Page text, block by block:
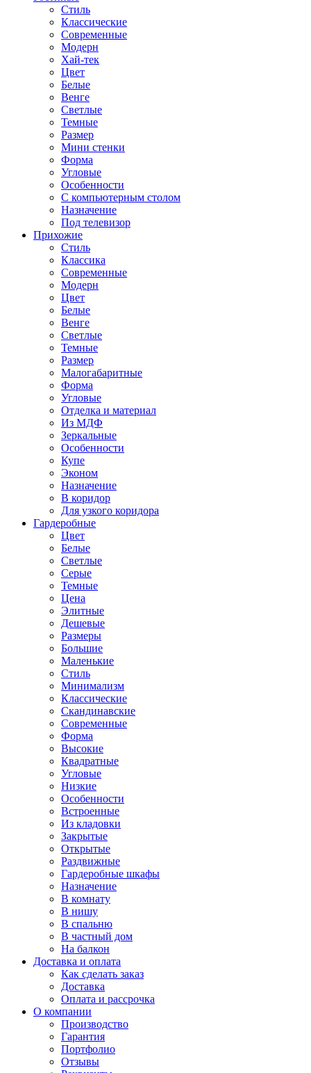
Стиль
Классические
Современные
Модерн
Хай-тек
Цвет
Белые
Венге
Светлые
Темные
Размер
Мини стенки
Форма
Угловые
Особенности
С компьютерным столом
Назначение
Под телевизор
Прихожие
Стиль
Классика
Современные
Модерн
Цвет
Белые
Венге
Светлые
Темные
Размер
Малогабаритные
Форма
Угловые
Отделка и материал
Из МДФ
Зеркальные
Особенности
Купе
Эконом
Назначение
В коридор
Для узкого коридора
Гардеробные
Цвет
Белые
Светлые
Серые
Темные
Цена
Элитные
Дешевые
Размеры
Большие
Маленькие
Стиль
Минимализм
Классические
Скандинавские
Современные
Форма
Высокие
Квадратные
Угловые
Низкие
Особенности
Встроенные
Из кладовки
Закрытые
Открытые
Раздвижные
Гардеробные шкафы
Назначение
В комнату
В нишу
В спальню
В частный дом
На балкон
Доставка и оплата
Как сделать заказ
Доставка
Оплата и рассрочка
О компании
Производство
Гарантия
Портфолио
Отзывы